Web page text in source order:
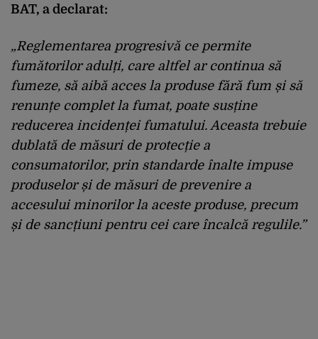
BAT, a declarat:
„Reglementarea progresivă ce permite
fumătorilor adulți, care altfel ar continua să
fumeze, să aibă acces la produse fără fum și să
renunțe complet la fumat, poate susține
reducerea incidenței fumatului. Aceasta trebuie
dublată de măsuri de protecție a
consumatorilor, prin standarde înalte impuse
produselor și de măsuri de prevenire a
accesului minorilor la aceste produse, precum
și de sancțiuni pentru cei care încalcă regulile.”